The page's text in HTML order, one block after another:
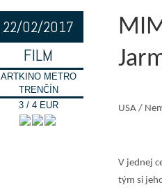
22/02/2017
FILM
ARTKINO METRO
TRENČÍN
3 / 4 EUR
USA /
V jednej
tým si